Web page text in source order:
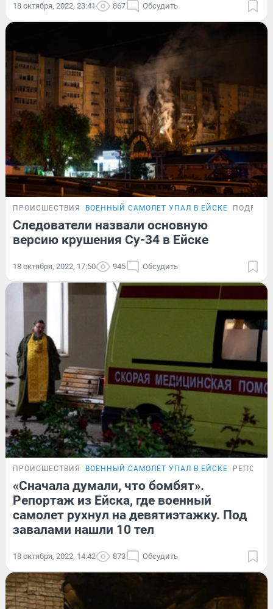
18 октября, 2022, 23:41 867 Обсудить
ПРОИСШЕСТВИЯ ВОЕННЫЙ САМОЛЕТ УПАЛ В ЕЙСКЕ
Следователи назвали основную
версию крушения Су-34 в Ейске
18 октября, 2022, 17:50 945 Обсудить
ПРОИСШЕСТВИЯ ВОЕННЫЙ САМОЛЕТ УПАЛ В ЕЙСКЕ
«Сначала думали, что бомбят».
Репортаж из Ейска, где военный
самолет рухнул на девятиэтажку. Под
завалами нашли 10 тел
18 октября, 2022, 14:42 873 Обсудить